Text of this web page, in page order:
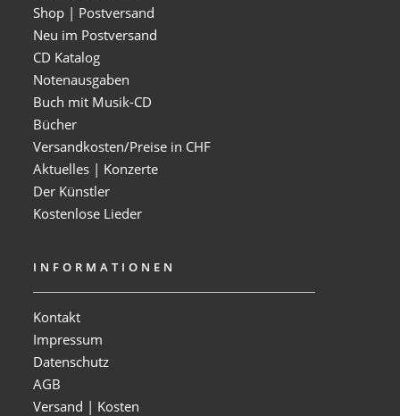
Shop | Postversand
Neu im Postversand
CD Katalog
Notenausgaben
Buch mit Musik-CD
Bücher
Versandkosten/Preise in CHF
Aktuelles | Konzerte
Der Künstler
Kostenlose Lieder
INFORMATIONEN
Kontakt
Impressum
Datenschutz
AGB
Versand | Kosten